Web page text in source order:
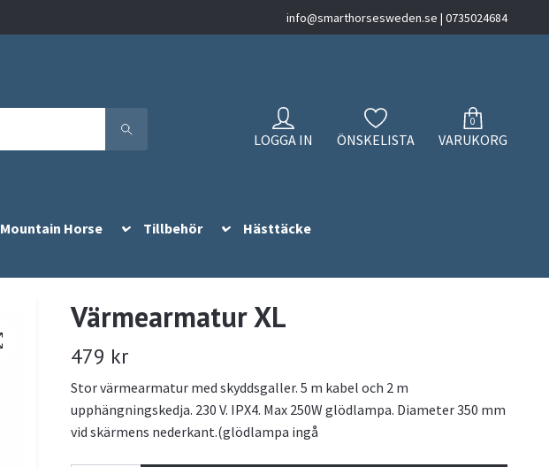
info@smarthorsesweden.se | 0735024684
LOGGA IN ÖNSKELISTA
0
VARUKORG
Mountain Horse Tillbehör Hästtäcke
Värmearmatur XL
479 kr
Stor värmearmatur med skyddsgaller. 5 m kabel och 2 m
upphängningskedja. 230 V. IPX4. Max 250W glödlampa. Diameter 350 mm
vid skärmens nederkant.(glödlampa ingå